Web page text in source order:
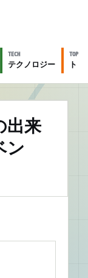
TECH
テクノロジー
TOPICS
ト
出来
ン